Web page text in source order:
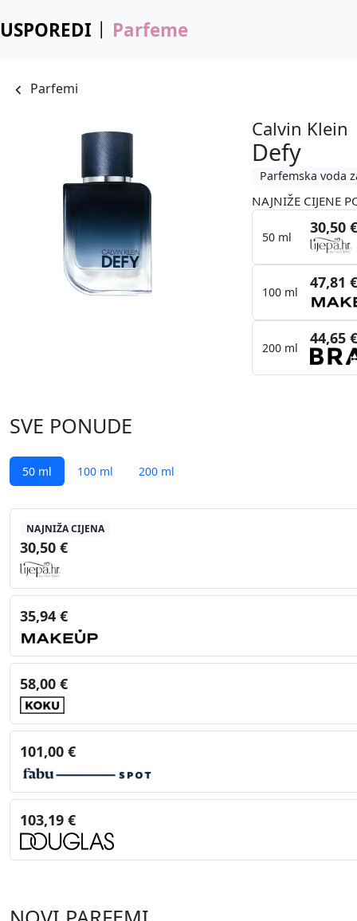
USPOREDI Parfeme
Parfemi
Calvin Klein
Defy
Parfemska voda
NAJNIŽE CIJENE
50 ml
30,50
100 ml
47,81
200 ml
44,65
SVE PONUDE
50 ml 100 ml 200 ml
NAJNIŽA CIJENA
30,50 €
35,94 €
58,00 €
101,00 €
103,19 €